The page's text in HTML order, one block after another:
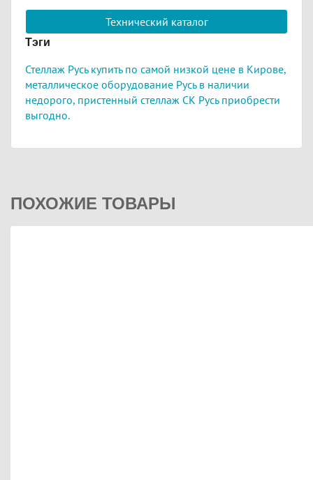
Технический каталог
Тэги
Стеллаж Русь купить по самой низкой цене в Кирове,
металлическое оборудование Русь в наличии
недорого, пристенный стеллаж СК Русь приобрести
выгодно.
ПОХОЖИЕ ТОВАРЫ